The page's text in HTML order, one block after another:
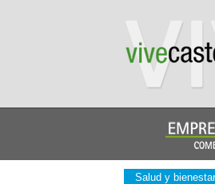
Salud y bienestar